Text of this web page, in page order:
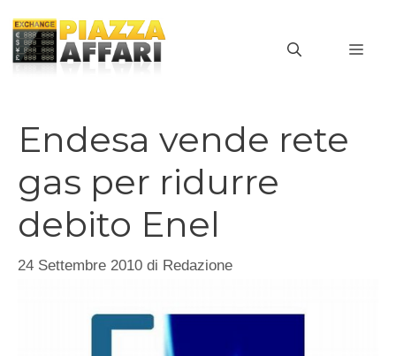
contenuto
Endesa vende rete
gas per ridurre
debito Enel
24 Settembre 2010 di Redazione